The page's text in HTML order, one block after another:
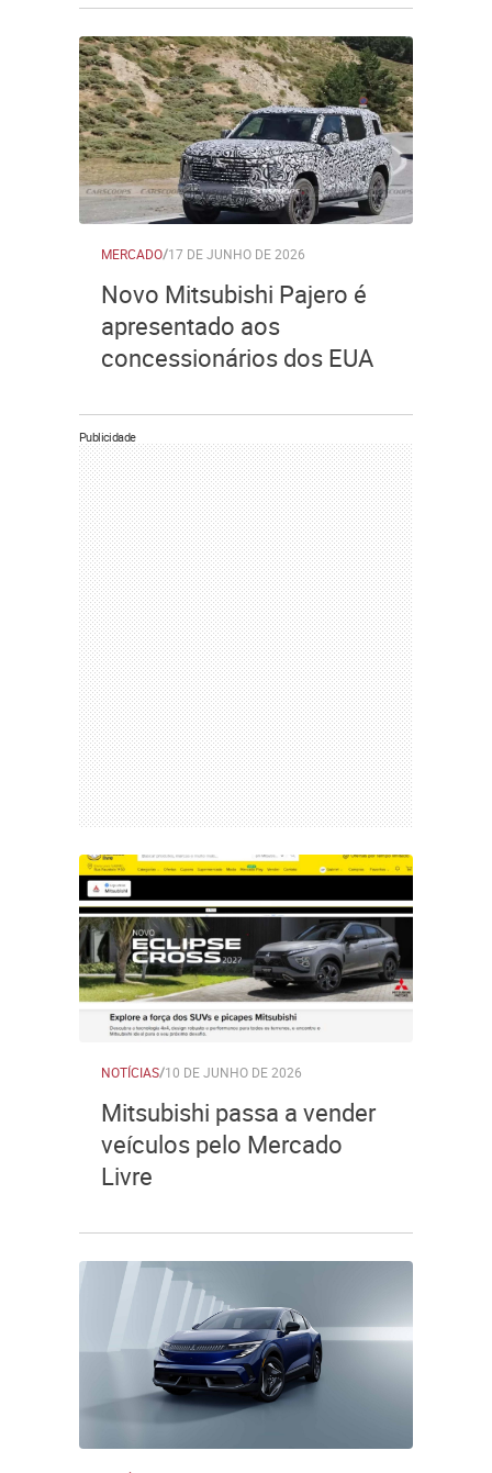
MERCADO/17 DE JUNHO DE 2026
Novo Mitsubishi Pajero é
apresentado aos
concessionários dos EUA
Publicidade
NOTÍCIAS/10 DE JUNHO DE 2026
Mitsubishi passa a vender
veículos pelo Mercado
Livre